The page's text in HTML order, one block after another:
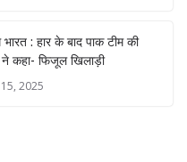
भारत : हार के बाद पाक टीम की
कहा- फिजूल खिलाड़ी
2025